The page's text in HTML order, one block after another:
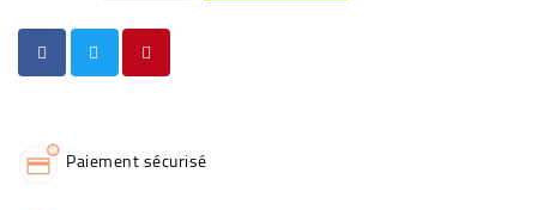
Paiement sécurisé